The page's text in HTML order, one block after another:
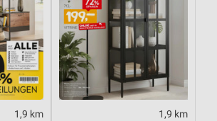
1,9 km 1,9 km
Standortdaten
aktiv angeforderten